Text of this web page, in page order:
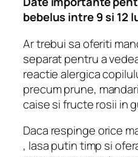
bebelus intre 9 si 12
Ar trebui sa oferiti
separat pentru a
reactie alergica
precum prune,
caise si fructe rosii in
Daca respinge orice
, lasa putin timp si